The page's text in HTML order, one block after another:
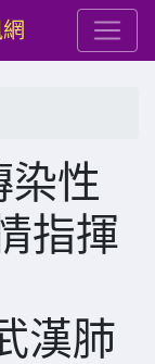
染性
指揮
漢肺